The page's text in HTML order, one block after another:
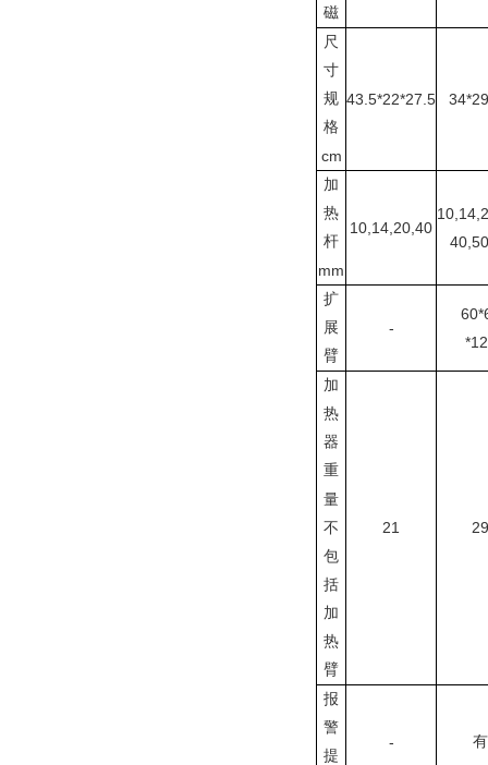
磁
尺
寸
规
格
cm
43.5*22*27.5
加
热
杆
mm
10,14,20,40
扩
展
臂
-
加
热
器
重
量
不
包
括
加
热
臂
21 29
报
警
提
- 有